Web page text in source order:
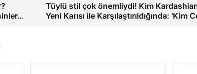
Tüylü stil çok önemliydi! Kim
Yeni Karısı ile Karşılaştırıldığında: 'Kim